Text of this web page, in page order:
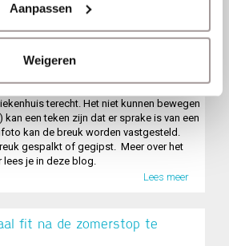
Aanpassen
Weigeren
terecht. Het niet kunnen bewegen
kan een teken zijn dat er sprake is van een
kan de breuk worden vastgesteld.
gespalkt of gegipst. Meer over het
lees je in deze blog.
Lees meer
fit na de zomerstop te